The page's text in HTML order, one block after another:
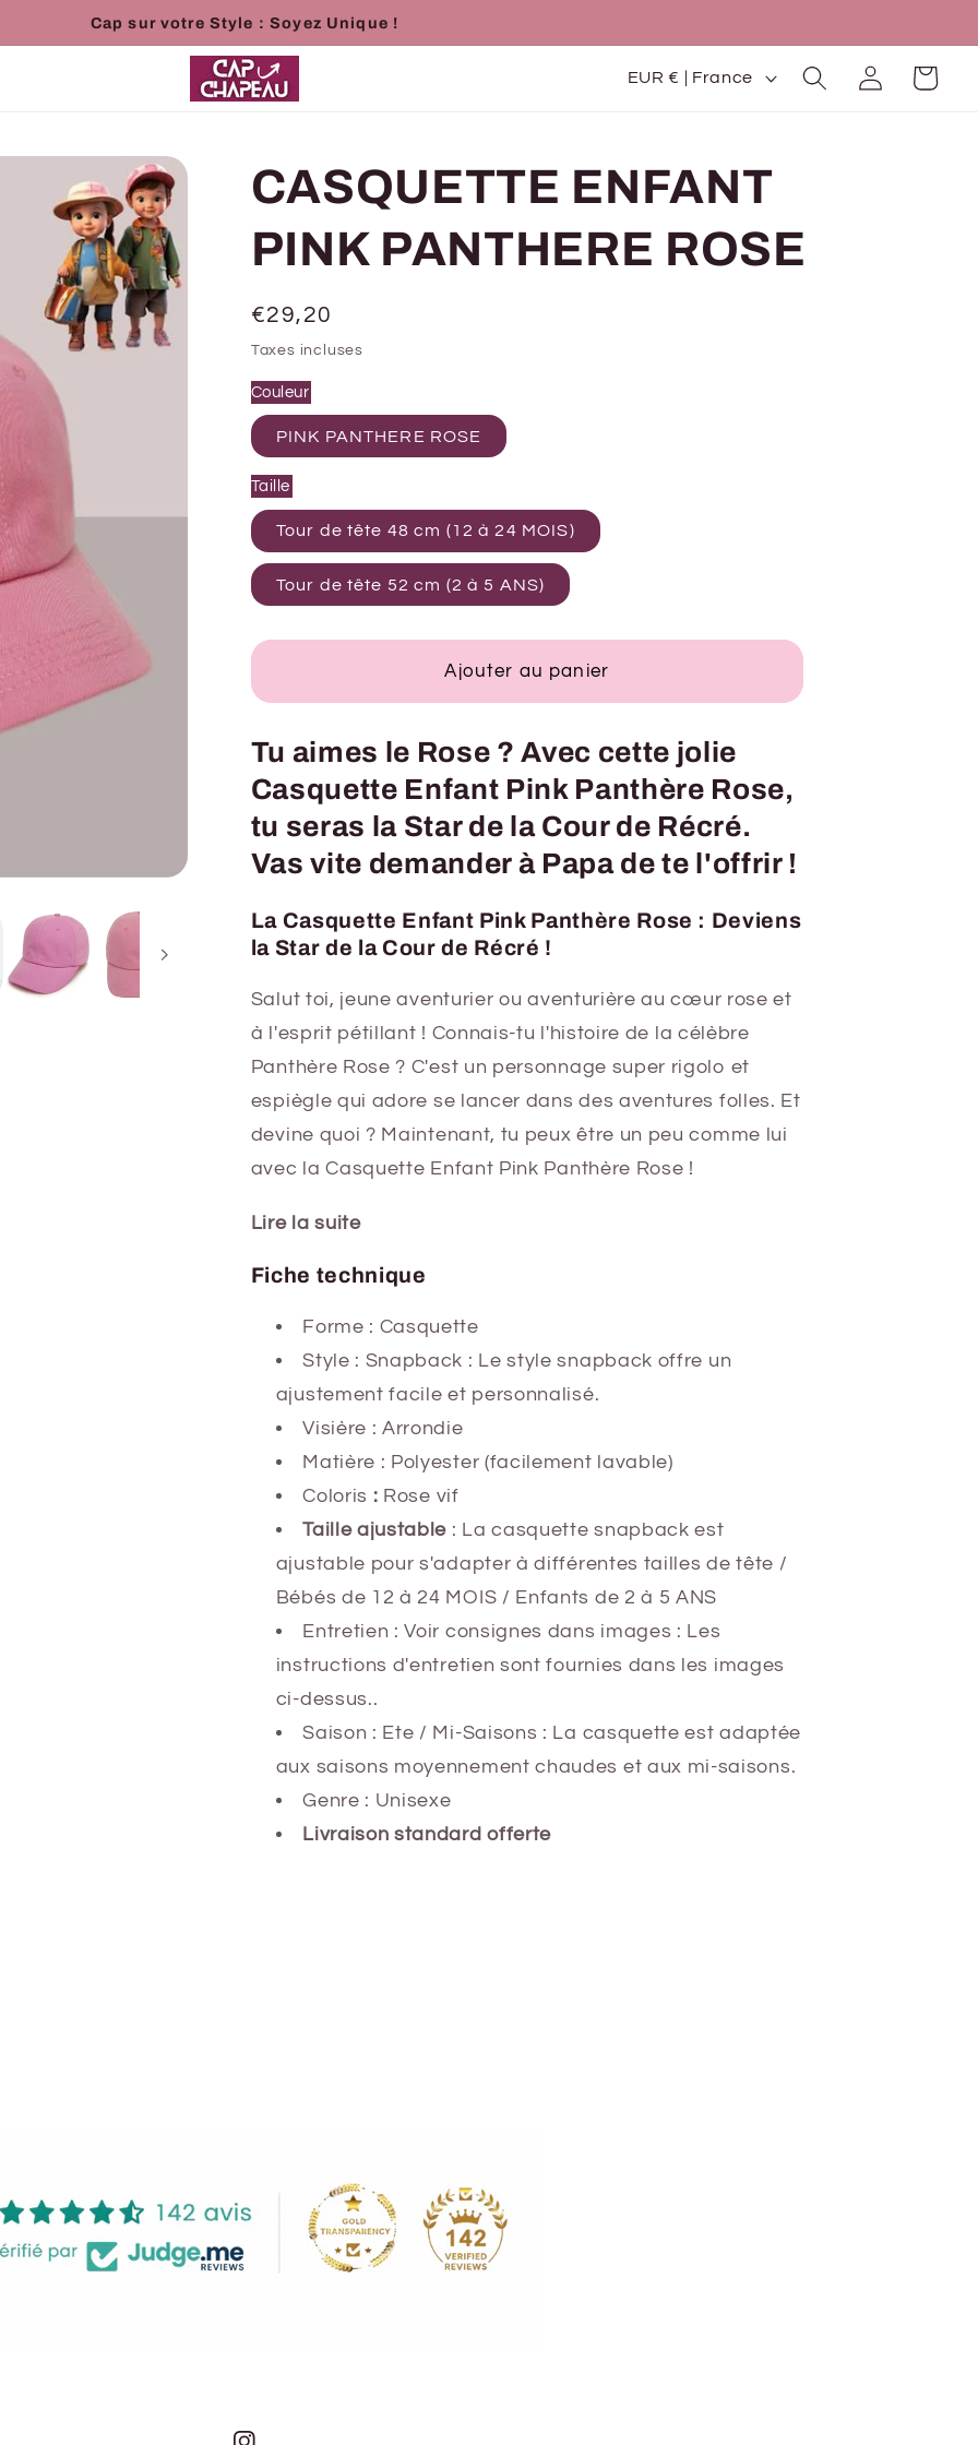
Cap sur votre Style : Soyez Unique !
P
s
r
EUR € | France ConnexionPanier
CASQUETTE ENFANT
PINK PANTHERE ROSE
Prix
habituel
€29,20
Taxes incluses
Couleur
PINK PANTHERE ROSE
Taille
Tour de tête 48 cm (12 à 24 MOIS)
Tour de tête 52 cm (2 à 5 ANS)
Ajouter au panier
Tu aimes le Rose ? Avec cette jolie
Casquette Enfant Pink Panthère Rose,
tu seras la Star de la Cour de Récré.
Vas vite demander à Papa de te l'offrir !
La Casquette Enfant Pink Panthère Rose : Deviens
la Star de la Cour de Récré !
Salut toi, jeune aventurier ou aventurière au cœur rose et
à l'esprit pétillant ! Connais-tu l'histoire de la célèbre
Panthère Rose ? C'est un personnage super rigolo et
espiègle qui adore se lancer dans des aventures folles. Et
devine quoi ? Maintenant, tu peux être un peu comme lui
avec la Casquette Enfant Pink Panthère Rose !
Lire la suite
Fiche technique
Forme : Casquette
Style : Snapback : Le style snapback offre un
ajustement facile et personnalisé.
Visière : Arrondie
Matière : Polyester (facilement lavable)
Coloris : Rose vif
Taille ajustable : La casquette snapback est
ajustable pour s'adapter à différentes tailles de tête /
Bébés de 12 à 24 MOIS / Enfants de 2 à 5 ANS
Entretien : Voir consignes dans images : Les
instructions d'entretien sont fournies dans les images
ci-dessus..
Saison : Ete / Mi-Saisons : La casquette est adaptée
aux saisons moyennement chaudes et aux mi-saisons.
Genre : Unisexe
Livraison standard offerte